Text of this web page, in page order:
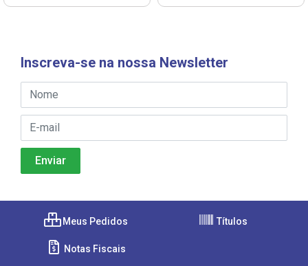
Inscreva-se na nossa Newsletter
Meus Pedidos Títulos
Notas Fiscais